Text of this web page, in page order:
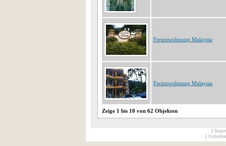
Ferienwohnung Malaysia
Ferienwohnung Malaysia
Zeige 1 bis 10 von 62 Objekten
[
[